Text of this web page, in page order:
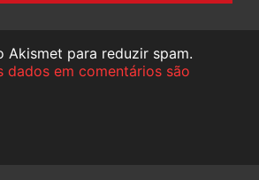
Akismet para reduzir spam.
dados em comentários são